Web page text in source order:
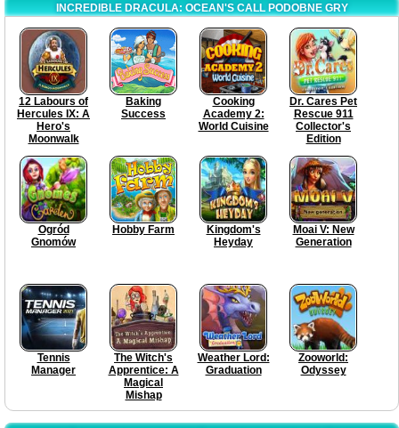
INCREDIBLE DRACULA: OCEAN'S CALL PODOBNE GRY
12 Labours of
Hercules IX: A
Hero's
Moonwalk
Baking
Success
Cooking
Academy 2:
World Cuisine
Dr. Cares Pet
Rescue 911
Collector's
Edition
Ogród
Gnomów
Hobby Farm
Kingdom's
Heyday
Moai V: New
Generation
Tennis
Manager
The Witch's
Apprentice: A
Magical
Mishap
Weather Lord:
Graduation
Zooworld:
Odyssey